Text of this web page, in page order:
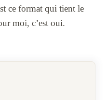
ce format qui tient le
moi, c’est oui.